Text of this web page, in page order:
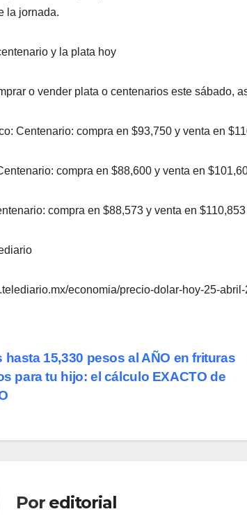
la jornada.
y la plata hoy
o vender plata o centenarios este sábado,
Centenario: compra en $93,750 y venta en
compra en $88,600 y venta en
compra en $88,573 y venta en
economia/precio-dolar-hoy-25-
hasta 15,330 pesos al AÑO en frituras
para tu hijo: el cálculo EXACTO de
Por editorial